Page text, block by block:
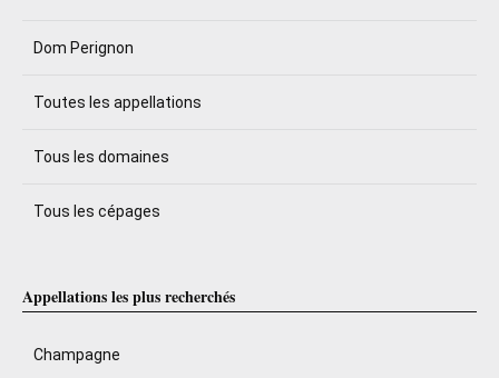
Dom Perignon
Toutes les appellations
Tous les domaines
Tous les cépages
Appellations les plus recherchés
Champagne